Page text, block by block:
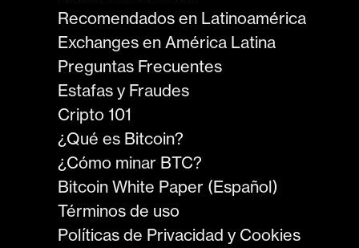
Recomendados en Latinoamérica
Exchanges en América Latina
Preguntas Frecuentes
Estafas y Fraudes
Cripto 101
¿Qué es Bitcoin?
¿Cómo minar BTC?
Bitcoin White Paper (Español)
Términos de uso
Políticas de Privacidad y Cookies